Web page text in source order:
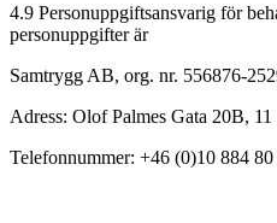
4.9 Personuppgiftsansvarig för
personuppgifter är
Samtrygg AB, org. nr. 556876-
Adress: Olof Palmes Gata 20B,
Telefonnummer: +46 (0)10 884 80